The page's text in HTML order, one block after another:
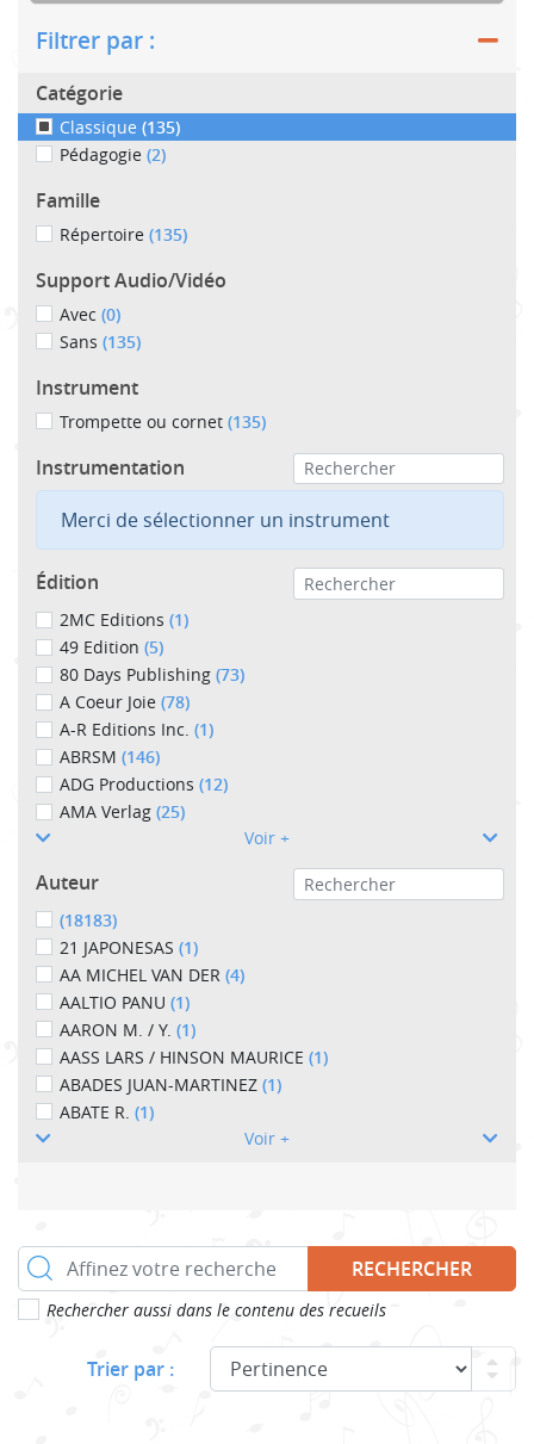
Filtrer par :
Catégorie
Classique (135)
Pédagogie (2)
Famille
Répertoire (135)
Support Audio/Vidéo
Avec (0)
Sans (135)
Instrument
Trompette ou cornet (135)
Instrumentation
Merci de sélectionner un instrument
Édition
2MC Editions (1)
49 Edition (5)
80 Days Publishing (73)
A Coeur Joie (78)
A-R Editions Inc. (1)
ABRSM (146)
ADG Productions (12)
AMA Verlag (25)
Voir +
Auteur
(18183)
21 JAPONESAS (1)
AA MICHEL VAN DER (4)
AALTIO PANU (1)
AARON M. / Y. (1)
AASS LARS / HINSON MAURICE (1)
ABADES JUAN-MARTINEZ (1)
ABATE R. (1)
Voir +
RECHERCHER
Rechercher aussi dans le contenu des recueils
Trier par :